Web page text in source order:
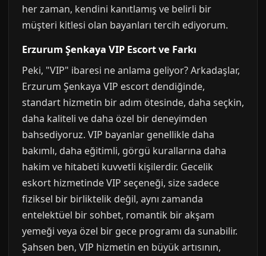
her zaman, kendini kanıtlamış ve belirli bir
müşteri kitlesi olan bayanları tercih ediyorum.
Erzurum Şenkaya VIP Escort ve Farkı
Peki, "VIP" ibaresi ne anlama geliyor? Arkadaşlar,
Erzurum Şenkaya VIP escort dendiğinde,
standart hizmetin bir adım ötesinde, daha seçkin,
daha kaliteli ve daha özel bir deneyimden
bahsediyoruz. VIP bayanlar genellikle daha
bakımlı, daha eğitimli, görgü kurallarına daha
hakim ve hitabeti kuvvetli kişilerdir. Gecelik
eskort hizmetinde VIP seçeneği, size sadece
fiziksel bir birliktelik değil, aynı zamanda
entelektüel bir sohbet, romantik bir akşam
yemeği veya özel bir gece programı da sunabilir.
Şahsen ben, VIP hizmetin en büyük artısının,